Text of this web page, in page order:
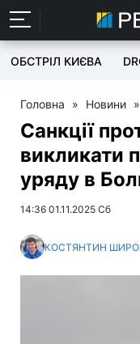
ОБСТРІЛ КИЄВА
Головна » Новини »
Санкції
викликати
уряду в
14:36 01.11.2025 Сб
КОСТЯНТИН